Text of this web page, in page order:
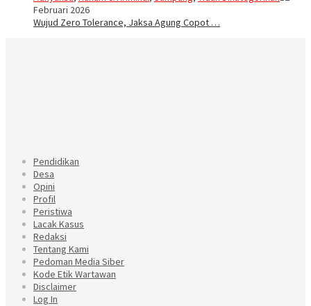
Februari 2026
Wujud Zero Tolerance, Jaksa Agung Copot …
Pendidikan
Desa
Opini
Profil
Peristiwa
Lacak Kasus
Redaksi
Tentang Kami
Pedoman Media Siber
Kode Etik Wartawan
Disclaimer
Log In